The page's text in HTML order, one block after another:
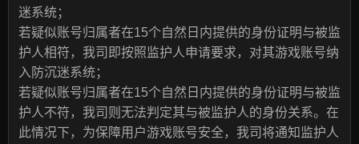
迷系统；
若疑似账号归属者在15个自然日内提供的身份证明与被监
护人相符，我司即按照监护人申请要求，对其游戏账号纳
入防沉迷系统；
若疑似账号归属者在15个自然日内提供的身份证明与被监
护人不符，我司则无法判定其与被监护人的身份关系。在
此情况下，为保障用户游戏账号安全，我司将通知监护人